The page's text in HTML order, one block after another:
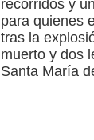
recorridos y
para quienes
tras la
muerto y dos
Santa María